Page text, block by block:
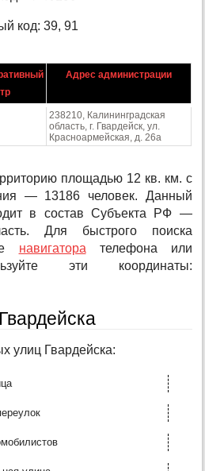
код: 39, 91
Адрес администрации
238210, Калининградская
область, г. Гвардейск, ул.
Красноармейская, д. 26а
площадью 12 кв. км. с
— 13186 человек. Данный
в состав Субъекта РФ —
Для быстрого поиска
навигатора телефона или
эти координаты:
улиц Гвардейска: